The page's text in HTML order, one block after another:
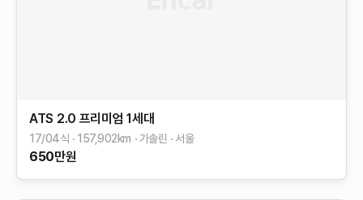
ATS 2.0 프리미엄 1세대
17/04식 157,902km 가솔린 서울
650만원